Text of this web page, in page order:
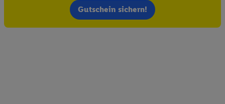
Gutschein sichern!